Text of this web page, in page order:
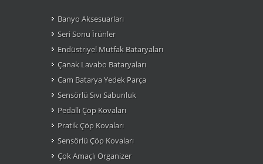
Banyo Aksesuarları
Seri Sonu Ìrünler
Endüstriyel Mutfak Bataryaları
Çanak Lavabo Bataryaları
Cam Batarya Yedek Parça
Sensörlü Sıvı Sabunluk
Pedallı Çöp Kovaları
Pratik Çöp Kovaları
Sensörlü Çöp Kovaları
Çok Amaçlı Organizer